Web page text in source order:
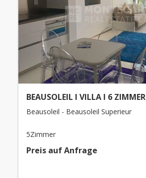
BEAUSOLEIL I VILLA I 6 ZIMMER
Beausoleil - Beausoleil Superieur
5Zimmer
Preis auf Anfrage